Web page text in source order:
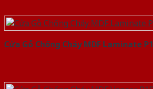
Cửa Gỗ Chống Cháy MDF Laminate P1